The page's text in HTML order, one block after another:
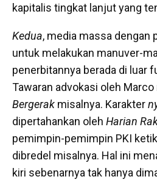
kapitalis tingkat lanjut yang
Kedua, media massa dengan
untuk melakukan manuver-
penerbitannya berada di luar
Tawaran advokasi oleh Marco
Bergerak misalnya. Karakter
dipertahankan oleh Harian
pemimpin-pemimpin PKI
dibredel misalnya. Hal ini
kiri sebenarnya tak hanya